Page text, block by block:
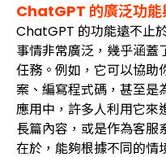
ChatGPT 的廣泛功能
ChatGPT 的功能遠不止
事情非常廣泛，幾乎涵蓋
任務。例如，它可以協助
案、編寫程式碼，甚至是
應用中，許多人利用它來
長篇內容，或是作為客服
在於，能夠根據不同的情